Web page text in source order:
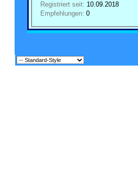
Registriert seit: 10.09.2018
Empfehlungen: 0